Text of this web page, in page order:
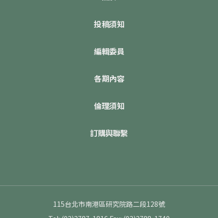
投稿須知
編輯委員
各期內容
倫理須知
訂購與聯繫
115台北市南港區研究院路二段128號